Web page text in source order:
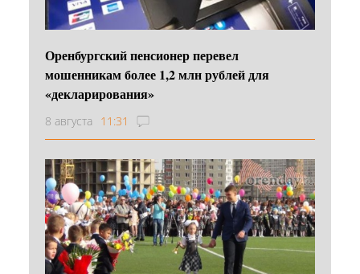
Оренбургский пенсионер перевел
мошенникам более 1,2 млн рублей для
«декларирования»
8 августа 11:31